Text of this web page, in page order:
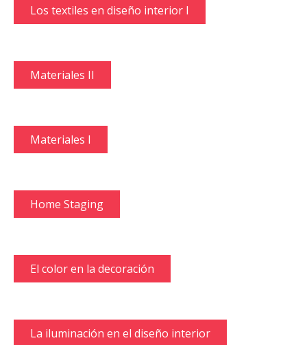
Los textiles en diseño interior I
Materiales II
Materiales I
Home Staging
El color en la decoración
La iluminación en el diseño interior